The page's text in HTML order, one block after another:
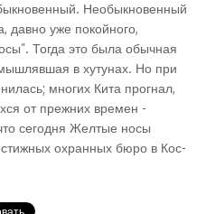
Необыкновенный
давно уже покойного,
Тогда это была обычная
в хутунах. Но при
многих Кита прогнал,
от прежних времен -
сегодня Желтые носы
охранных бюро в Кос-